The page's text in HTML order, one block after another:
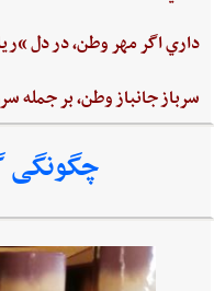
داري‌ اگر مهر وطن،‌ در دل‌
سرباز جانباز وطن،‌ بر جمله
چگونگی